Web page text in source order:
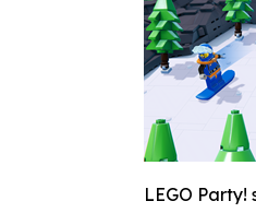
LEGO Party!